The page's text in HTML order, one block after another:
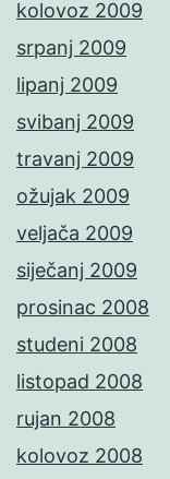
kolovoz 2009
srpanj 2009
lipanj 2009
svibanj 2009
travanj 2009
ožujak 2009
veljača 2009
siječanj 2009
prosinac 2008
studeni 2008
listopad 2008
rujan 2008
kolovoz 2008